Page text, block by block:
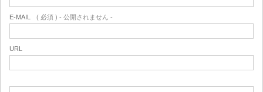
E-MAIL ( 必須 ) - 公開されません -
URL